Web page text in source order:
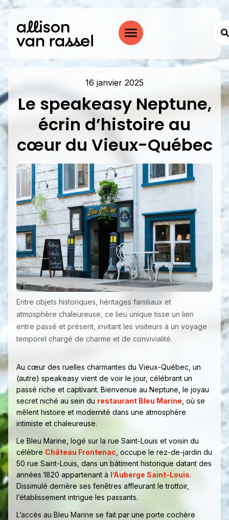
16 janvier 2025
Le speakeasy Neptune,
écrin d’histoire au
cœur du Vieux-Québec
Entre objets historiques, héritages familiaux et
atmosphère chaleureuse, ce lieu unique tisse un lien
entre passé et présent, invitant les visiteurs à un voyage
temporel chargé de charme et de convivialité.
Au cœur des ruelles charmantes du Vieux-Québec, un
(autre) speakeasy vient de voir le jour, célébrant un
passé riche et captivant. Bienvenue au Neptune, le joyau
secret niché au sein du restaurant Bleu Marine , où se
mêlent histoire et modernité dans une atmosphère
intimiste et chaleureuse.
Le Bleu Marine, logé sur la rue Saint-Louis et voisin du
célèbre Château Frontenac , occupe le rez-de-jardin du
50 rue Saint-Louis, dans un bâtiment historique datant des
années 1820 appartenant à l’Auberge Saint-Louis.
Dissimulé derrière ses fenêtres affleurant le trottoir,
l’établissement intrigue les passants.
L’accès au Bleu Marine se fait par une porte cochère